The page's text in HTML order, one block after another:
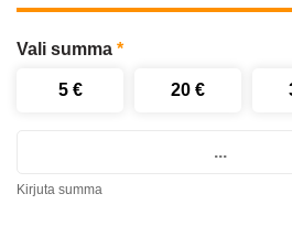
Ärikliendile
Saldo ja kehtivus
Vali summa *
Kirjuta summa